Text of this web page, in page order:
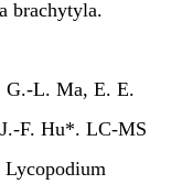
brachytyla.
G.-L. Ma, E. E.
F. Hu*. LC-MS